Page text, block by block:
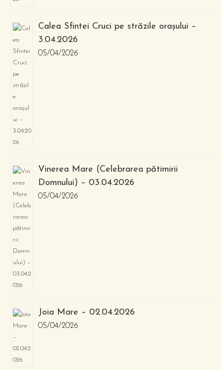
Calea Sfintei Cruci pe străzile orașului –
3.04.2026
05/04/2026
Vinerea Mare (Celebrarea pătimirii
Domnului) – 03.04.2026
05/04/2026
Joia Mare – 02.04.2026
05/04/2026